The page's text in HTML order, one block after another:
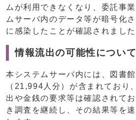
ムが利用できなくなり、委託事
ムサーバ内のデータ等が暗号化
に感染したことが確認されました
情報流出の可能性について
本システムサーバ内には、図書
（21,994人分）が含まれており
出や金銭の要求等は確認されて
き調査を継続し、その結果等を